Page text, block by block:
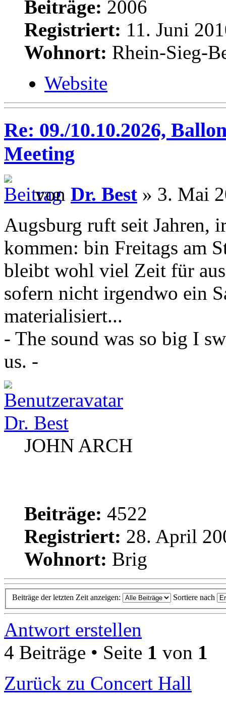
Beiträge: 2006
Registriert: 11. Juni
Wohnort: Rhein-Sieg-
Website
Re: 09./10.10.2026,
Meeting
von Dr. Best » 3. Mai
Augsburg ruft seit Jahren,
kommen: bin Freitags am
bleibt wohl viel Zeit für
sofern nicht irgendwo ein
materialisiert...
- The sound was so big I
us. -
Dr. Best
JOHN ARCH
Beiträge: 4522
Registriert: 28. April
Wohnort: Brig
Beiträge der letzten Zeit anzeigen: Sortiere nach
Antwort erstellen
4 Beiträge • Seite 1 von 1
Zurück zu Concert Hall